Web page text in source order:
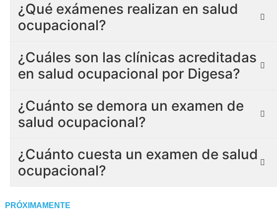
¿Qué exámenes realizan en salud
ocupacional?
¿Cuáles son las clínicas acreditadas
en salud ocupacional por Digesa?
¿Cuánto se demora un examen de
salud ocupacional?
¿Cuánto cuesta un examen de salud
ocupacional?
PRÓXIMAMENTE